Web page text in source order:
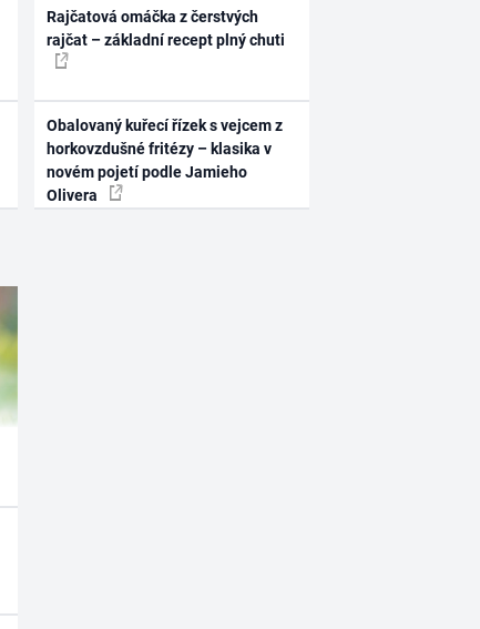
Rajčatová omáčka z čerstvých
rajčat – základní recept plný chuti
Obalovaný kuřecí řízek s vejcem z
horkovzdušné fritézy – klasika v
novém pojetí podle Jamieho
Olivera